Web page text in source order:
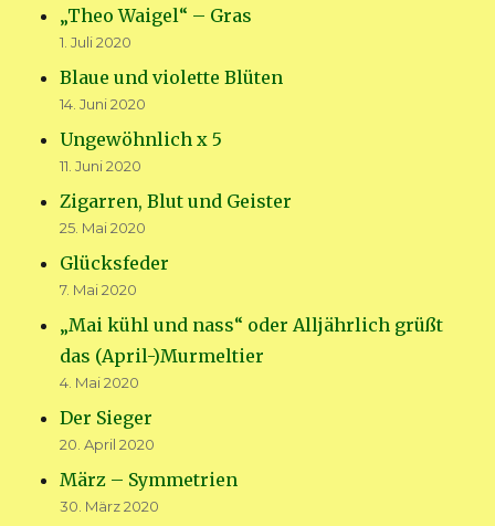
„Theo Waigel“ – Gras
1. Juli 2020
Blaue und violette Blüten
14. Juni 2020
Ungewöhnlich x 5
11. Juni 2020
Zigarren, Blut und Geister
25. Mai 2020
Glücksfeder
7. Mai 2020
„Mai kühl und nass“ oder Alljährlich grüßt
das (April-)Murmeltier
4. Mai 2020
Der Sieger
20. April 2020
März – Symmetrien
30. März 2020